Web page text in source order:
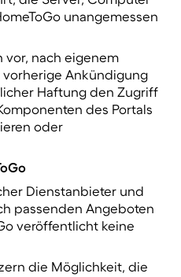
unangemessen
vor, nach eigenem
Ankündigung
Haftung den Zugriff
des Portals
oder
Dienstanbieter und
passenden Angeboten
veröffentlicht keine
die Möglichkeit, die